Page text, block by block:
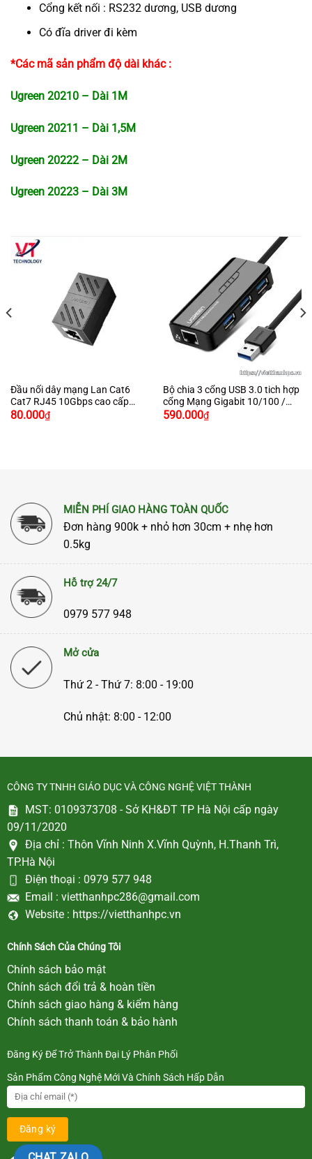
Cổng kết nối : RS232 dương, USB dương
Có đĩa driver đi kèm
*Các mã sản phẩm độ dài khác :
Ugreen 20210 – Dài 1M
Ugreen 20211 – Dài 1,5M
Ugreen 20222 – Dài 2M
Ugreen 20223 – Dài 3M
Đầu nối dây mạng Lan Cat6
Cat7 RJ45 10Gbps cao cấp
chính hãng Ugreen 20390 màu
80.000₫
Bộ chia 3 cổng USB 3.0 tich hợp
cổng Mạng Gigabit 10/100 /
1000Mbps chính hãng Ugreen
590.000₫
MIỄN PHÍ GIAO HÀNG TOÀN QUỐC
Đơn hàng 900k + nhỏ hơn 30cm + nhẹ hơn
0.5kg
Hỗ trợ 24/7
0979 577 948
Mở cửa
Thứ 2 - Thứ 7: 8:00 - 19:00
Chủ nhật: 8:00 - 12:00
CÔNG TY TNHH GIÁO DỤC VÀ CÔNG NGHỆ VIỆT THÀNH
MST: 0109373708 - Sở KH&ĐT TP Hà Nội cấp ngày
09/11/2020
Địa chỉ : Thôn Vĩnh Ninh X.Vĩnh Quỳnh, H.Thanh Trì,
TP.Hà Nội
Điện thoại : 0979 577 948
Email : vietthanhpc286@gmail.com
Website : https://vietthanhpc.vn
Chính Sách Của Chúng Tôi
Chính sách bảo mật
Chính sách đổi trả & hoàn tiền
Chính sách giao hàng & kiểm hàng
Chính sách thanh toán & bảo hành
Đăng Ký Để Trở Thành Đại Lý Phân Phối
Sản Phẩm Công Nghệ Mới Và Chính Sách Hấp Dẫn